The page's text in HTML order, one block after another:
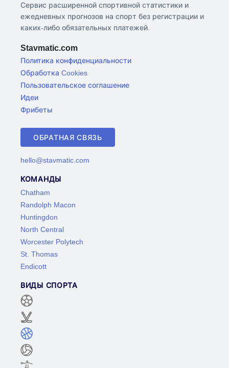
Сервис расширенной спортивной статистики и
ежедневных прогнозов на спорт без регистрации и
каких-либо обязательных платежей.
Stavmatic.com
Политика конфиденциальности
Обработка Cookies
Пользовательское соглашение
Идеи
Фрибеты
ОБРАТНАЯ СВЯЗЬ
hello@stavmatic.com
КОМАНДЫ
Chatham
Randolph Macon
Huntingdon
North Central
Worcester Polytech
St. Thomas
Endicott
ВИДЫ СПОРТА